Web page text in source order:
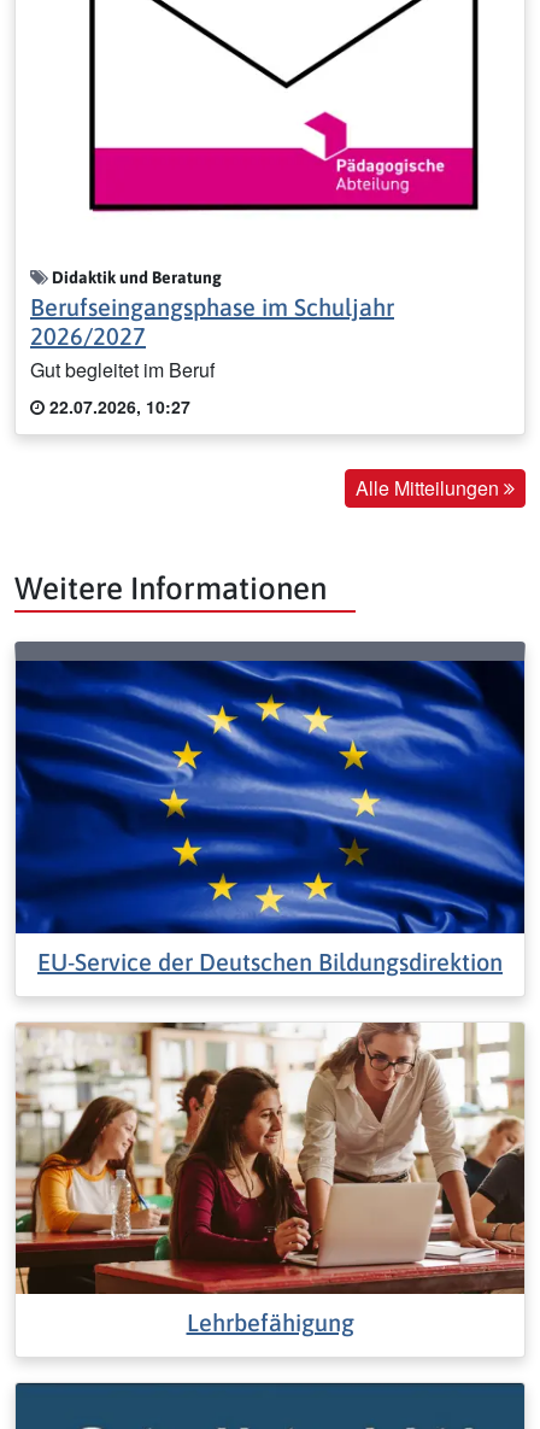
Didaktik und Beratung
Berufseingangsphase im Schuljahr
2026/2027
Gut begleitet im Beruf
22.07.2026, 10:27
Alle Mitteilungen
Weitere Informationen
EU-Service der Deutschen Bildungsdirektion
Lehrbefähigung